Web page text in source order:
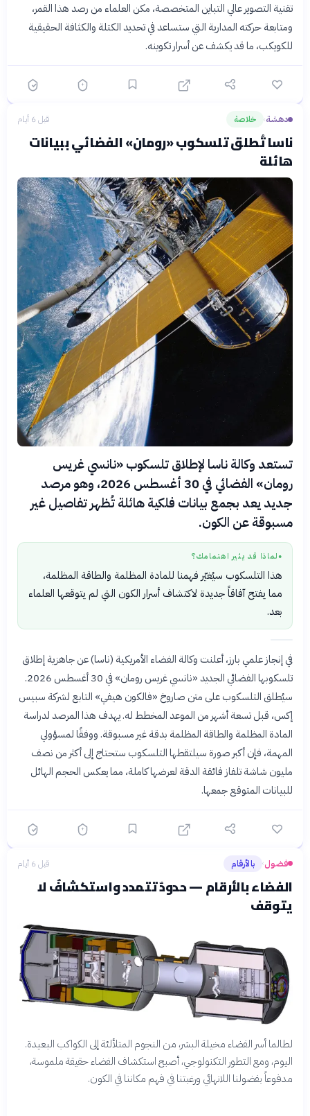
تقنية التصوير عالي التباين المتخصصة، مكن العلماء من رصد هذا القمر،
ومتابعة حركته المدارية التي ستساعد في تحديد الكتلة والكثافة الحقيقية
للكويكب، ما قد يكشف عن أسرار تكوينه.
دهشة› خلاصة قبل 6 أيام
ناسا تُطلق تلسكوب «رومان» الفضائي ببيانات
هائلة
تستعد وكالة ناسا لإطلاق تلسكوب «نانسي غريس
رومان» الفضائي في 30 أغسطس 2026، وهو مرصد
جديد يعد بجمع بيانات فلكية هائلة تُظهر تفاصيل غير
مسبوقة عن الكون.
● لماذا قد يثير اهتمامك؟
هذا التلسكوب سيُغيّر فهمنا للمادة المظلمة والطاقة المظلمة،
مما يفتح آفاقاً جديدة لاكتشاف أسرار الكون التي لم يتوقعها العلماء
بعد.
في إنجاز علمي بارز، أعلنت وكالة الفضاء الأمريكية (ناسا) عن جاهزية إطلاق
تلسكوبها الفضائي الجديد «نانسي غريس رومان» في 30 أغسطس 2026.
سيُطلق التلسكوب على متن صاروخ «فالكون هيفي» التابع لشركة سبيس
إكس، قبل تسعة أشهر من الموعد المخطط له. يهدف هذا المرصد لدراسة
المادة المظلمة والطاقة المظلمة بدقة غير مسبوقة. ووفقًا لمسؤولي
المهمة، فإن أكبر صورة سيلتقطها التلسكوب ستحتاج إلى أكثر من نصف
مليون شاشة تلفاز فائقة الدقة لعرضها كاملة، مما يعكس الحجم الهائل
للبيانات المتوقع جمعها.
فضول› بالأرقام قبل 6 أيام
الفضاء بالأرقام — حدودٌ تتمدد واستكشافٌ لا
يتوقف
لطالما أسر الفضاء مخيلة البشر، من النجوم المتلألئة إلى الكواكب البعيدة.
اليوم، ومع التطور التكنولوجي، أصبح استكشاف الفضاء حقيقة ملموسة،
مدفوعاً بفضولنا اللانهائي ورغبتنا في فهم مكاننا في الكون.